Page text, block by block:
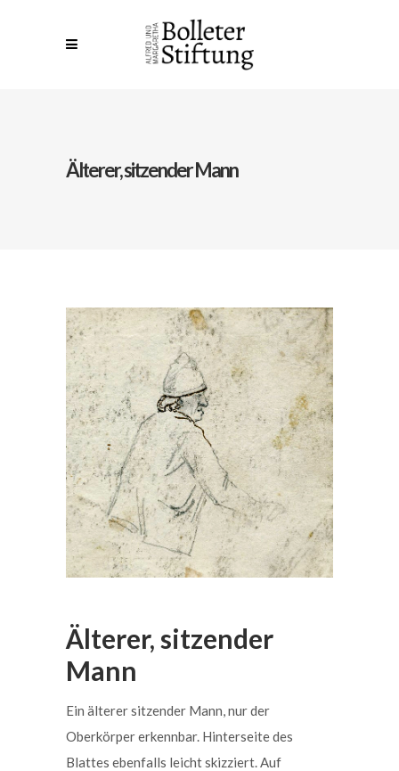
Älterer, sitzender Mann
Älterer, sitzender
Mann
Ein älterer sitzender Mann, nur der
Oberkörper erkennbar. Hinterseite des
Blattes ebenfalls leicht skizziert. Auf